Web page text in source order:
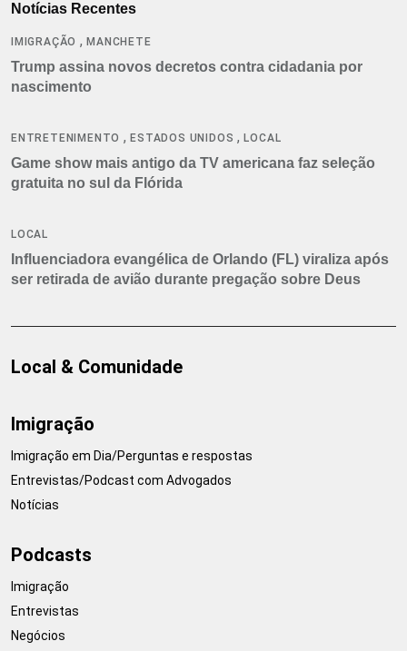
Notícias Recentes
IMIGRAÇÃO ,MANCHETE
Trump assina novos decretos contra cidadania por
nascimento
ENTRETENIMENTO ,ESTADOS UNIDOS ,LOCAL
Game show mais antigo da TV americana faz seleção
gratuita no sul da Flórida
LOCAL
Influenciadora evangélica de Orlando (FL) viraliza após
ser retirada de avião durante pregação sobre Deus
Local & Comunidade
Imigração
Imigração em Dia/Perguntas e respostas
Entrevistas/Podcast com Advogados
Notícias
Podcasts
Imigração
Entrevistas
Negócios